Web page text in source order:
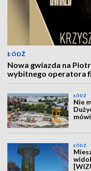
ŁÓDŹ
Nowa gwiazda na
wybitnego operatora
ŁÓDŹ
Nie
ŁÓDŹ